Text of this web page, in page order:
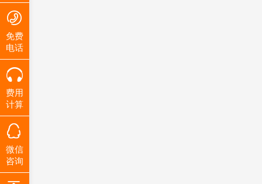
免费
电话
费用
计算
微信
咨询